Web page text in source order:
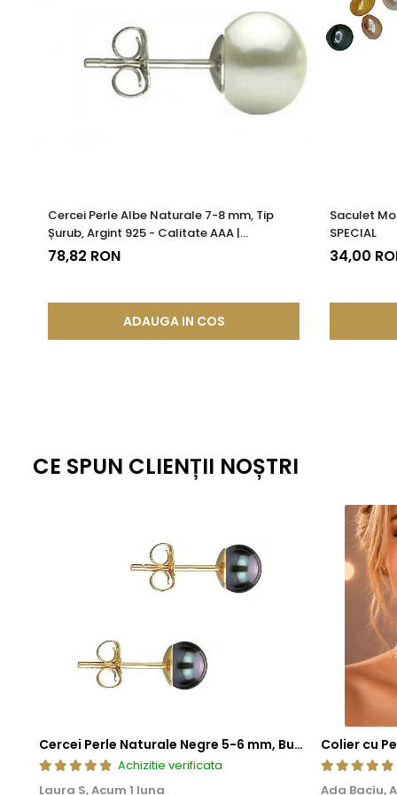
Cercei Perle Albe Naturale 7-8 mm, Tip
Șurub, Argint 925 - Calitate AAA |
KASKADDA®
78,82 RON
ADAUGA IN COS
Saculet
SPECIAL
34,00
CE SPUN CLIENȚII NOȘTRI
Cercei Perle Naturale Negre 5-6 mm, Buton AAA, Aur 14K (aur 585), Tip Șurub | KASKADDA®
Achizitie verificata
Laura S,Acum 1 luna
Ada Baciu,